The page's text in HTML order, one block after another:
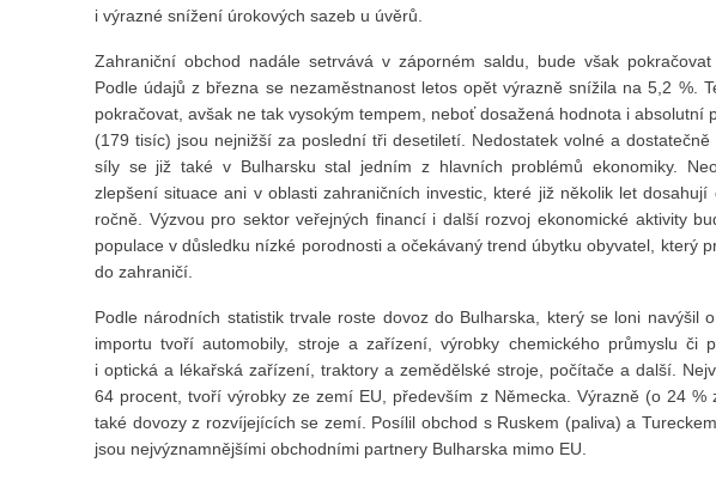
i výrazné snížení úrokových sazeb u úvěrů.
Zahraniční obchod nadále setrvává v záporném saldu, bude však
Podle údajů z března se nezaměstnanost letos opět výrazně snížila na 5,2 %.
pokračovat, avšak ne tak vysokým tempem, neboť dosažená hodnota i absolutní
(179 tisíc) jsou nejnižší za poslední tři desetiletí. Nedostatek volné a dostatečně
síly se již také v Bulharsku stal jedním z hlavních problémů ekonomiky.
zlepšení situace ani v oblasti zahraničních investic, které již několik let dosahují
ročně. Výzvou pro sektor veřejných financí i další rozvoj ekonomické aktivity
populace v důsledku nízké porodnosti a očekávaný trend úbytku obyvatel, který
do zahraničí.
Podle národních statistik trvale roste dovoz do Bulharska, který se loni navýšil
importu tvoří automobily, stroje a zařízení, výrobky chemického průmyslu či
i optická a lékařská zařízení, traktory a zemědělské stroje, počítače a další.
64 procent, tvoří výrobky ze zemí EU, především z Německa. Výrazně (o 24 %
také dovozy z rozvíjejících se zemí. Posílil obchod s Ruskem (paliva) a
jsou nejvýznamnějšími obchodními partnery Bulharska mimo EU.